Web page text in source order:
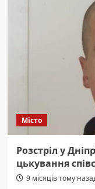
Місто
Розстріл у
цькування
9 місяців тому